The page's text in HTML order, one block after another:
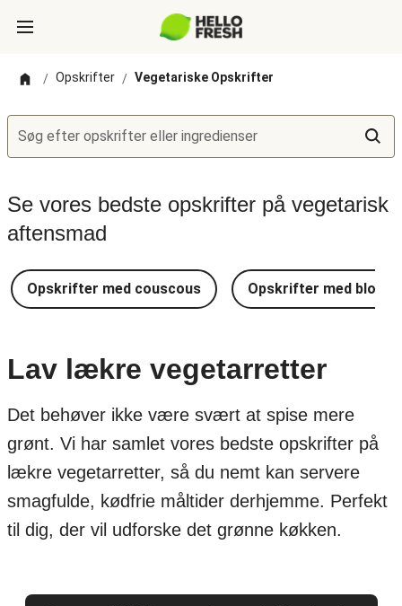
/ Opskrifter / Vegetariske Opskrifter
Søg efter opskrifter eller ingredienser
Se vores bedste opskrifter på vegetarisk
aftensmad
Opskrifter med couscous Opskrifter med
Lav lækre vegetarretter
Det behøver ikke være svært at spise mere
grønt. Vi har samlet vores bedste opskrifter på
lækre vegetarretter, så du nemt kan servere
smagfulde, kødfrie måltider derhjemme. Perfekt
til dig, der vil udforske det grønne køkken.